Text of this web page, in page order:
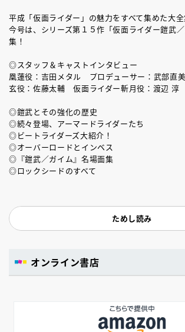
平成「仮面ライダー」の魅力をすべて集めた大全
今号は、シリーズ第１５作「仮面ライダー鎧武
集！
◎スタッフ＆キャストインタビュー
凰蓮役：吉田メタル プロデューサー：武部直
玄役：佐藤太輔 仮面ライダー斬月役：渡辺 淳
◎鎧武とその強化の歴史
◎続々登場、アーマードライダーたち
◎ビートライダーズ大紹介！
◎オーバーロードとインベス
◎『鎧武／ガイム』名場面集
◎ロックシードのすべて
ためし読み
オンライン書店